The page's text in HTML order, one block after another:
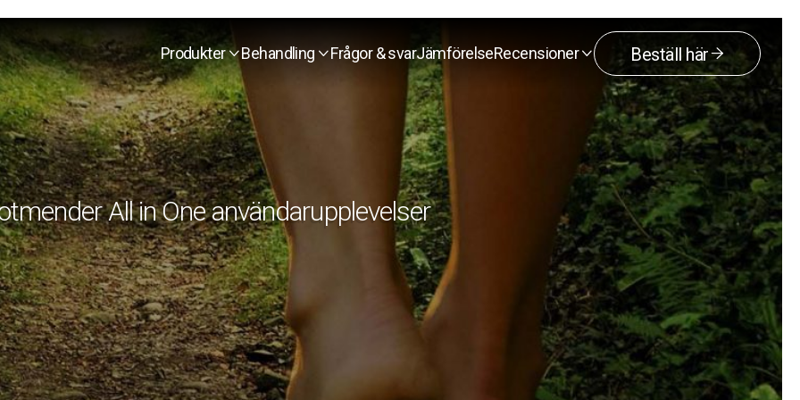
ProdukterBehandling Frågor & svarJämförelseRecensioner Beställ här
All in One användarupplevelser